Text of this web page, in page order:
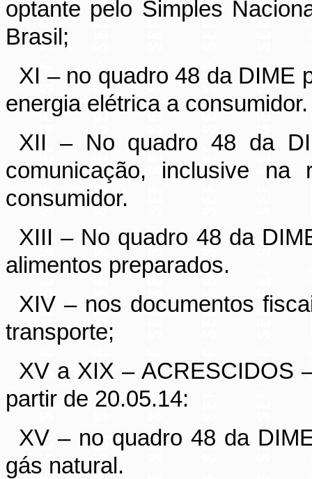
optante pelo Simples
Brasil;
XI – no quadro 48 da DIME
energia elétrica a consumidor.
XII – No quadro 48 da
comunicação, inclusive na
consumidor.
XIII – No quadro 48 da
alimentos preparados.
XIV – nos documentos
transporte;
XV a XIX – ACRESCIDOS
partir de 20.05.14:
XV – no quadro 48 da
gás natural.